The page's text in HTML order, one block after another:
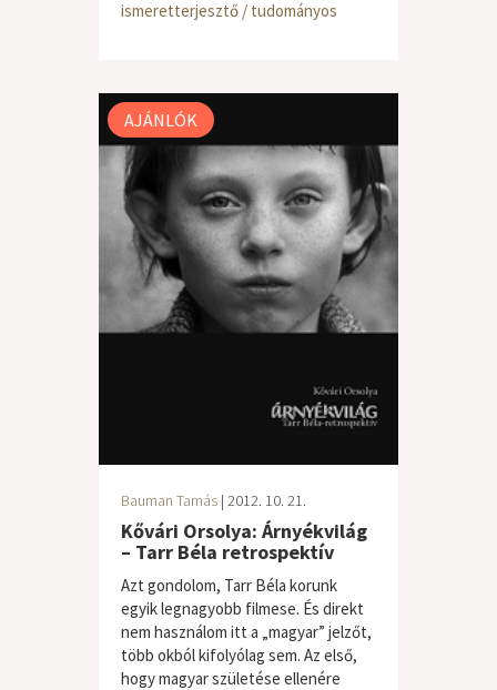
ismeretterjesztő / tudományos
AJÁNLÓK
Bauman Tamás | 2012. 10. 21.
Kővári Orsolya: Árnyékvilág
– Tarr Béla retrospektív
Azt gondolom, Tarr Béla korunk
egyik legnagyobb filmese. És direkt
nem használom itt a „magyar” jelzőt,
több okból kifolyólag sem. Az első,
hogy magyar születése ellenére